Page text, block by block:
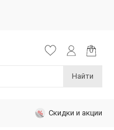
Найти
Скидки и акции